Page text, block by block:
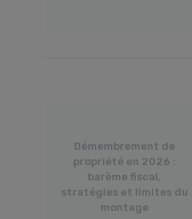
Démembrement de
propriété en 2026 :
barème fiscal,
stratégies et limites du
montage